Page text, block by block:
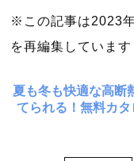
※この記事は2023
を再編集しています
夏も冬も快適な高断
てられる！無料カ